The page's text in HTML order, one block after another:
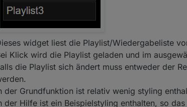
widget liest die Playlist/Wiedergabeliste
Klick wird die Playlist geladen und im
die Playlist sich ändert muss entweder der
der Grundfunktion ist relativ wenig styling
der Hilfe ist ein Beispielstyling enthalten, so